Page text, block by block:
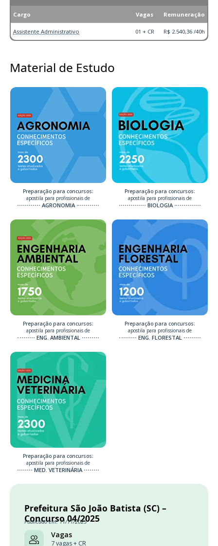
Cargo Vagas Remuneração
Assistente Administrativo 01 + CR R$ 2.540,36 /40h
Material de Estudo
Preparação para concursos:
apostila para profissionais de
AGRONOMIA
Preparação para concursos:
apostila para profissionais de
BIOLOGIA
Preparação para concursos:
apostila para profissionais de
ENG. AMBIENTAL
Preparação para concursos:
apostila para profissionais de
ENG. FLORESTAL
Preparação para concursos:
apostila para profissionais de
MED. VETERINÁRIA
Prefeitura São João Batista (SC) –
Concurso 04/2025
Publicado em: 11/11/2025
Vagas
7 vagas + CR